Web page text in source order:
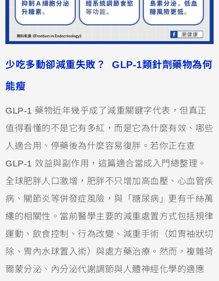
少吃多動卻減重失敗？ GLP-1類針劑藥物為何
能瘦
GLP-1 藥物近年幾乎成了減重關鍵字代表，但真正
值得看懂的不是它有多紅，而是它為什麼有效、哪些
人適合用、停藥後為什麼容易復胖。若你正在查
GLP-1 效益與副作用，這篇適合當成入門總整理。
全球肥胖人口激增，肥胖不只增加高血壓、心血管疾
病、關節炎等併發症風險，與「糖尿病」更有千絲萬
縷的相關性。當前醫學主要的減重處置方式包括規律
運動、飲食控制、行為改變、減重手術（如胃袖狀切
除、胃內水球置入術）與處方藥治療。然而，複雜荷
爾蒙分泌、內分泌代謝調節與人體神經化學的適應